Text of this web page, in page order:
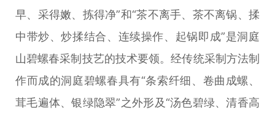
早、采得嫩、拣得净”和“茶不离手、茶不离锅、揉
中带炒、炒揉结合、连续操作、起锅即成”是洞庭
山碧螺春采制技艺的技术要领。经传统采制方法制
作而成的洞庭碧螺春具有“条索纤细、卷曲成螺、
茸毛遍体、银绿隐翠”之外形及“汤色碧绿、清香高